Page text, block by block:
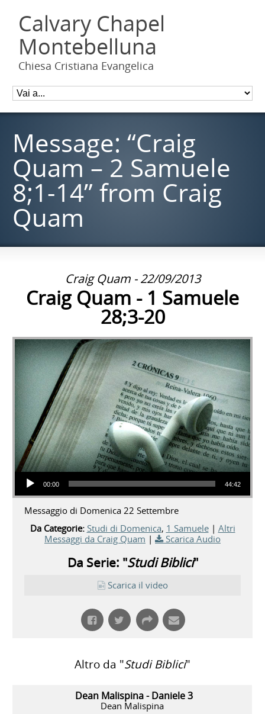
Calvary Chapel
Montebelluna
Chiesa Cristiana Evangelica
Message: “Craig
Quam – 2 Samuele
8;1-14” from Craig
Quam
Craig Quam - 22/09/2013
Craig Quam - 1 Samuele
28;3-20
Audio Player
00:00 44:42
Messaggio di Domenica 22 Settembre
Da Categorie: Studi di Domenica, 1 Samuele| Altri
Messaggi da Craig Quam | Scarica Audio
Da Serie: "Studi Biblici"
Scarica il video
Altro da "Studi Biblici"
Dean Malispina - Daniele 3
Dean Malispina